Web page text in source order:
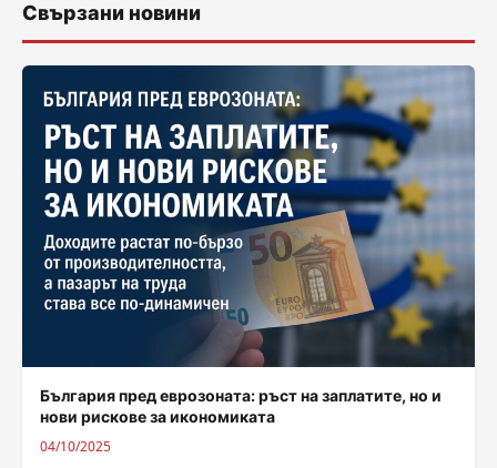
Свързани новини
България пред еврозоната: ръст на заплатите, но и
нови рискове за икономиката
04/10/2025